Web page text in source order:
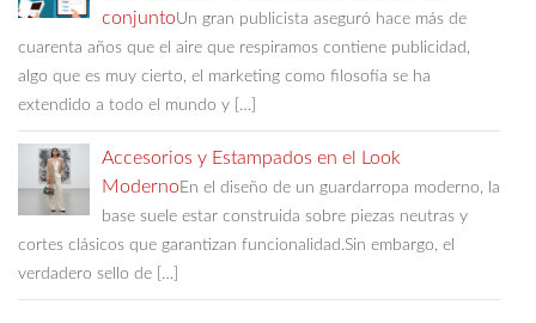
conjuntoUn gran publicista aseguró hace más de
cuarenta años que el aire que respiramos contiene publicidad,
algo que es muy cierto, el marketing como filosofía se ha
extendido a todo el mundo y […]
Accesorios y Estampados en el Look
Moderno En el diseño de un guardarropa moderno, la
base suele estar construida sobre piezas neutras y
cortes clásicos que garantizan funcionalidad.Sin embargo, el
verdadero sello de […]